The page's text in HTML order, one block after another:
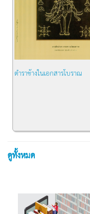
ตำราช้างในเอกสารโบราณ
ดูทั้งหมด